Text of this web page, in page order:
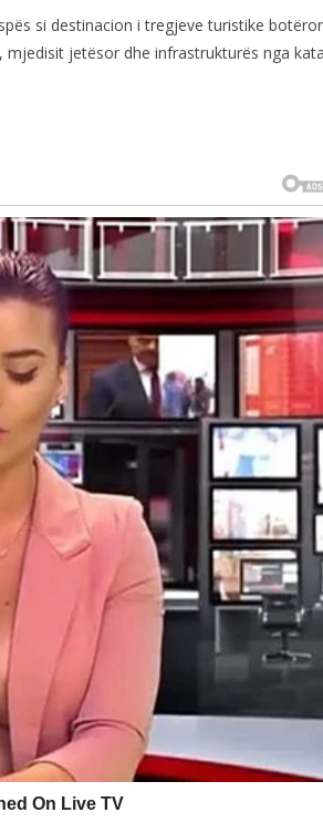
si destinacion i tregjeve turistike
jetësor dhe infrastrukturës nga